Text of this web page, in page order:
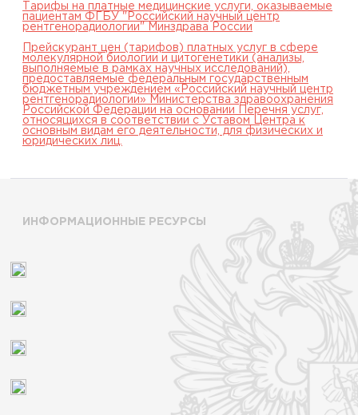
Тарифы на платные медицинские услуги, оказываемые
пациентам ФГБУ "Российский научный центр
рентгенорадиологии" Минздрава России
Прейскурант цен (тарифов) платных услуг в сфере
молекулярной биологии и цитогенетики (анализы,
выполняемые в рамках научных исследований),
предоставляемые федеральным государственным
бюджетным учреждением «Российский научный центр
рентгенорадиологии» Министерства здравоохранения
Российской Федерации на основании Перечня услуг,
относящихся в соответствии с Уставом Центра к
основным видам его деятельности, для физических и
юридических лиц.
ИНФОРМАЦИОННЫЕ РЕСУРСЫ